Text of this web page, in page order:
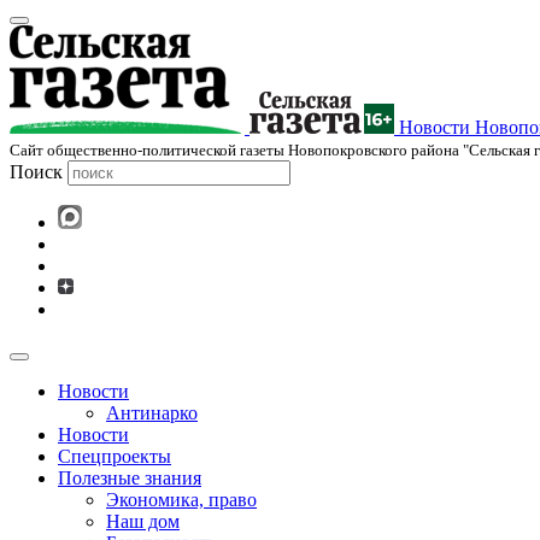
Новости
Cайт общественно-политической газеты Новопокровского района "Сельская
Поиск
Новости
Антинарко
Новости
Спецпроекты
Полезные знания
Экономика, право
Наш дом